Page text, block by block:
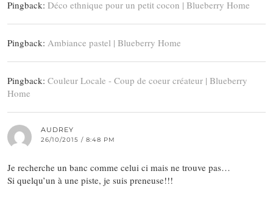
Pingback: Déco ethnique pour un petit cocon | Blueberry Home
Pingback: Ambiance pastel | Blueberry Home
Pingback: Couleur Locale - Coup de coeur créateur | Blueberry
Home
AUDREY
26/10/2015 / 8:48 PM
Je recherche un banc comme celui ci mais ne trouve pas…
Si quelqu’un à une piste, je suis preneuse!!!